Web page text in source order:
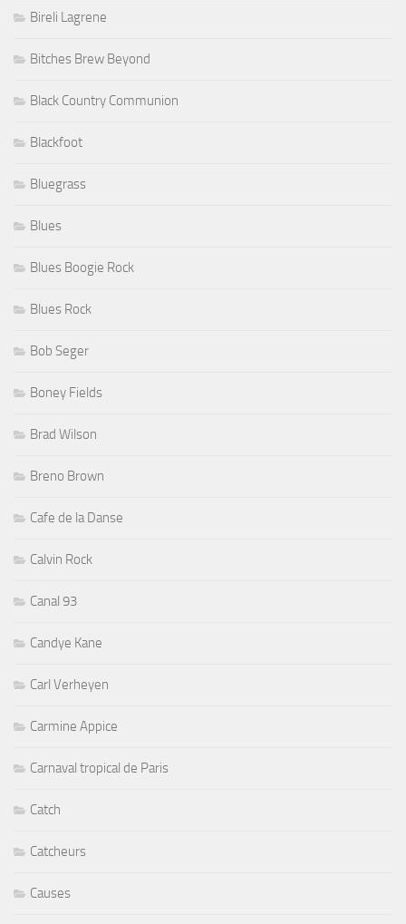
Bireli Lagrene
Bitches Brew Beyond
Black Country Communion
Blackfoot
Bluegrass
Blues
Blues Boogie Rock
Blues Rock
Bob Seger
Boney Fields
Brad Wilson
Breno Brown
Cafe de la Danse
Calvin Rock
Canal 93
Candye Kane
Carl Verheyen
Carmine Appice
Carnaval tropical de Paris
Catch
Catcheurs
Causes